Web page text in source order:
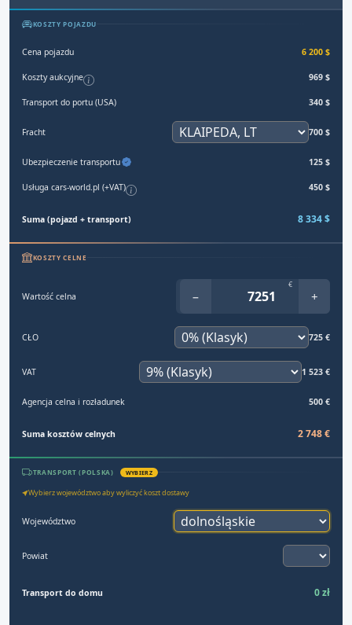
KOSZTY POJAZDU
Cena pojazdu 6 200 $
Koszty aukcyjne 969 $
Transport do portu (USA) 340 $
Fracht 700 $
Ubezpieczenie transportu 125 $
Usługa cars-world.pl (+VAT) 450 $
Suma (pojazd + transport) 8 334 $
KOSZTY CELNE
Wartość celna −
€
+
CŁO 725 €
VAT 1 523 €
Agencja celna i rozładunek 500 €
Suma kosztów celnych 2 748 €
TRANSPORT (POLSKA) WYBIERZ
Wybierz województwo aby wyliczyć koszt dostawy
Województwo
Powiat
Transport do domu 0 zł